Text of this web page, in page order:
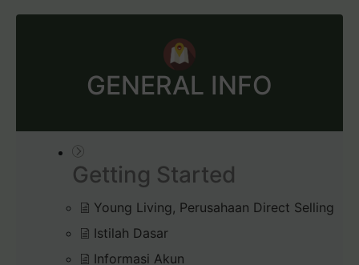
GENERAL INFO
Getting Started
Young Living, Perusahaan Direct Selling
Istilah Dasar
Informasi Akun